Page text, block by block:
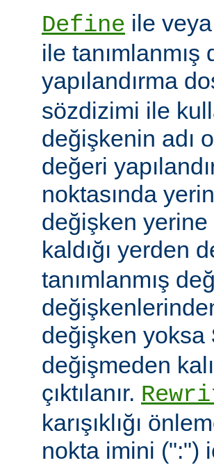
Define ile
ile
yapılandırma
sözdizimi ile
değişkenin adı
değeri
noktasında
değişken yerine
kaldığı yerden
tanımlanmış
değişken yoksa
değişmeden
çıktılanır.
karışıklığı
nokta imini (":")